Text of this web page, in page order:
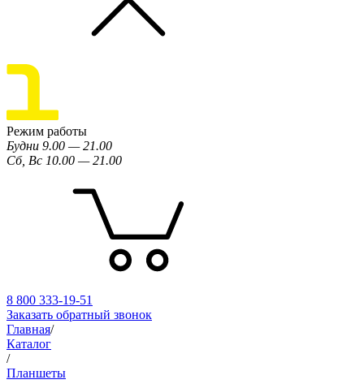
Режим работы
Будни 9.00 — 21.00
Сб, Вс 10.00 — 21.00
8 800 333-19-51
Заказать обратный звонок
Главная/
Каталог
/
Планшеты